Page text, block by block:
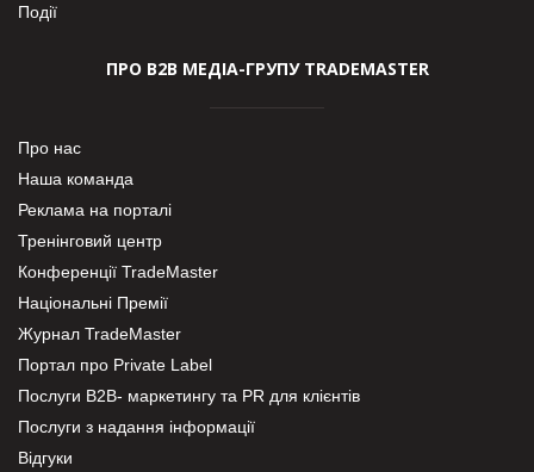
Події
ПРО В2В МЕДІА-ГРУПУ TRADEMASTER
Про нас
Наша команда
Реклама на порталі
Тренінговий центр
Конференції TradeMaster
Національні Премії
Журнал TradeMaster
Портал про Private Label
Послуги В2В- маркетингу та PR для клієнтів
Послуги з надання інформації
Відгуки